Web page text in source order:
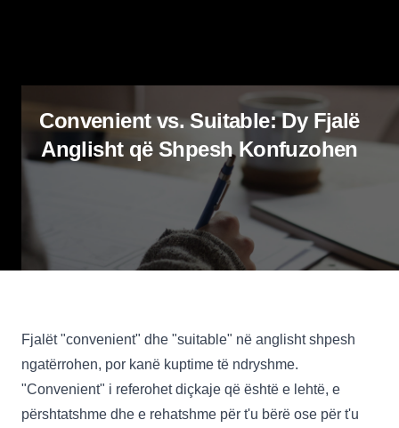
Convenient vs. Suitable: Dy Fjalë
Anglisht që Shpesh Konfuzohen
Fjalët "convenient" dhe "suitable" në anglisht shpesh
ngatërrohen, por kanë kuptime të ndryshme.
"Convenient" i referohet diçkaje që është e lehtë, e
përshtatshme dhe e rehatshme për t'u bërë ose për t'u